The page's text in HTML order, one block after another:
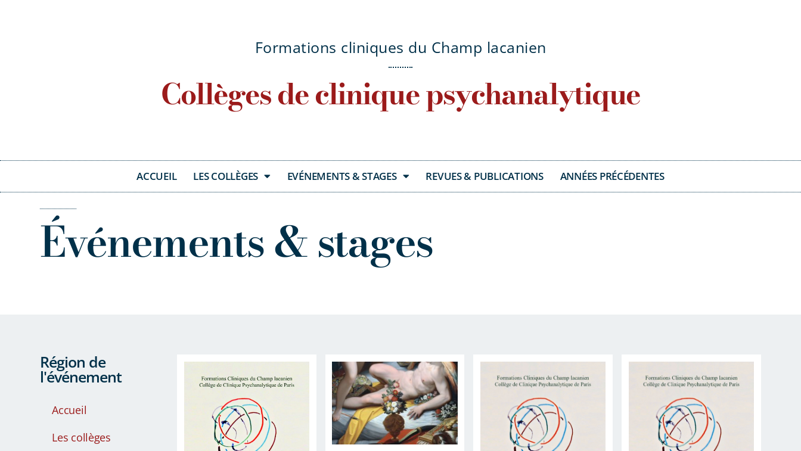
Formations cliniques du Champ lacanien
Collèges de clinique psychanalytique
ACCUEIL LES COLLÈGES EVÉNEMENTS & STAGES REVUES & PUBLICATIONS ANNÉES PRÉCÉDENTES
Événements & stages
Région de
l'événement
Accueil
Les collèges